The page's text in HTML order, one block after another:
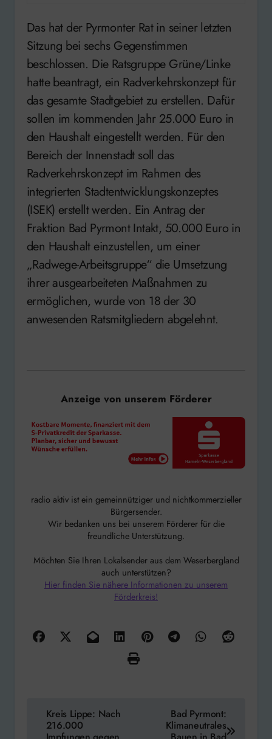
Das hat der Pyrmonter Rat in seiner letzten
Sitzung bei sechs Gegenstimmen
beschlossen. Die Ratsgruppe Grüne/Linke
hatte beantragt, ein Radverkehrskonzept für
das gesamte Stadtgebiet zu erstellen. Dafür
sollen im kommenden Jahr 25.000 Euro in
den Haushalt eingestellt werden. Für den
Bereich der Innenstadt soll das
Radverkehrskonzept im Rahmen des
integrierten Stadtentwicklungskonzeptes
(ISEK) erstellt werden. Ein Antrag der
Fraktion Bad Pyrmont Intakt, 50.000 Euro in
den Haushalt einzustellen, um einer
„Radwege-Arbeitsgruppe“ die Umsetzung
ihrer ausgearbeiteten Maßnahmen zu
ermöglichen, wurde von 18 der 30
anwesenden Ratsmitgliedern abgelehnt.
Anzeige von unserem Förderer
radio aktiv ist ein gemeinnütziger und nichtkommerzieller
Bürgersender.
Wir bedanken uns bei unserem Förderer für die
freundliche Unterstützung.
Möchten Sie Ihren Lokalsender aus dem Weserbergland
auch unterstützen?
Hier finden Sie nähere Informationen zu unserem
Förderkreis!
Kreis Lippe: Nach
216.000
Bad Pyrmont:
Klimaneutrales